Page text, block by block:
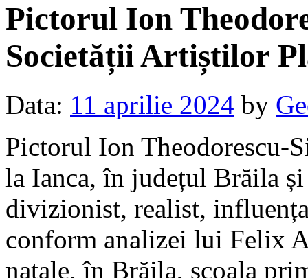
Pictorul Ion
Societății Artiștilor
Data: 11 aprilie 2024 by
Pictorul Ion Theodorescu-
la Ianca, în județul Brăila
divizionist, realist,
conform analizei lui Felix
natale, în Brăila, școala